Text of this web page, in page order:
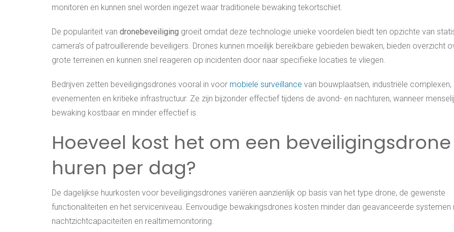
monitoren en kunnen snel worden ingezet waar traditionele bewaking tekortschiet.
De populariteit van dronebeveiliging groeit omdat deze technologie unieke voordelen biedt ten opzichte van
camera’s of patrouillerende beveiligers. Drones kunnen moeilijk bereikbare gebieden bewaken, bieden overzicht
grote terreinen en kunnen snel reageren op incidenten door naar specifieke locaties te vliegen.
Bedrijven zetten beveiligingsdrones vooral in voor mobiele surveillance van bouwplaatsen, industriële complexen,
evenementen en kritieke infrastructuur. Ze zijn bijzonder effectief tijdens de avond- en nachturen, wanneer
bewaking kostbaar en minder effectief is.
Hoeveel kost het om een
huren per dag?
De dagelijkse huurkosten voor beveiligingsdrones variëren aanzienlijk op basis van het type drone, de gewenste
functionaliteiten en het serviceniveau. Eenvoudige bewakingsdrones kosten minder dan geavanceerde systemen
nachtzichtcapaciteiten en realtimemonitoring.